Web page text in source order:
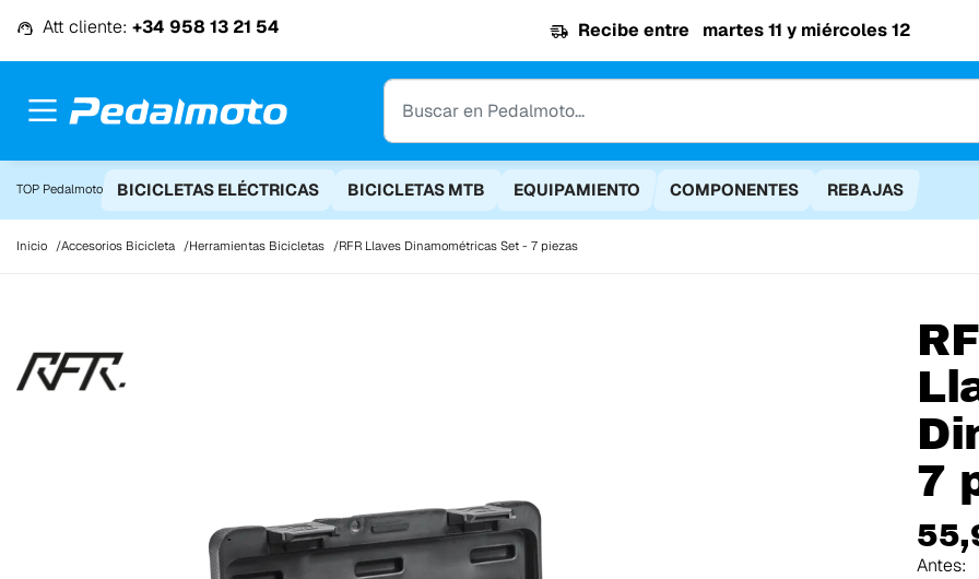
Att cliente: +34 958 13 21 54 Recibe entre martes 11 y miércoles 12
TOP Pedalmoto BICICLETAS ELÉCTRICAS BICICLETAS MTB EQUIPAMIENTO COMPONENTES REBAJAS
Inicio Accesorios Bicicleta Herramientas Bicicletas RFR Llaves Dinamométricas Set - 7 piezas
7
Antes: